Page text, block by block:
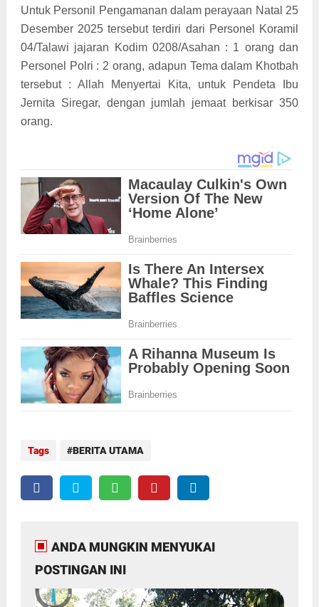
Untuk Personil Pengamanan dalam perayaan Natal 25
Desember 2025 tersebut terdiri dari Personel Koramil
04/Talawi jajaran Kodim 0208/Asahan : 1 orang dan
Personel Polri : 2 orang, adapun Tema dalam Khotbah
tersebut : Allah Menyertai Kita, untuk Pendeta Ibu
Jernita Siregar, dengan jumlah jemaat berkisar 350
orang.
Tags BERITA UTAMA
ANDA MUNGKIN MENYUKAI
POSTINGAN INI